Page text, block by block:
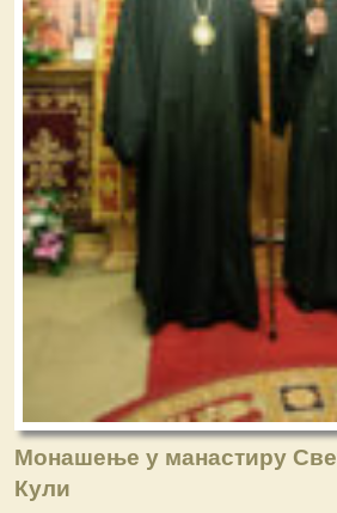
Монашење у манастиру
Кули